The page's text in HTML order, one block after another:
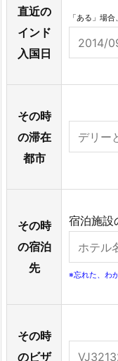
直近の
インド
入国日
「ある」場
その時
の滞在
都市
その時
の宿泊
先
宿泊施設
※忘れた、わ
その時
のビザ